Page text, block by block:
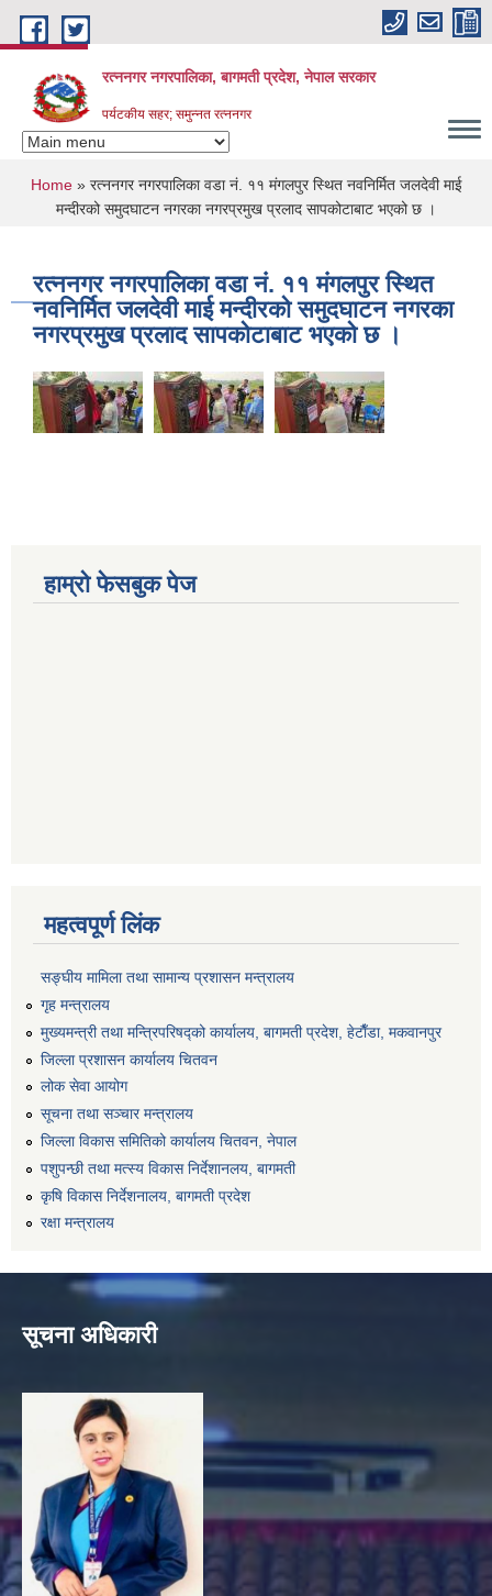
Skip to main content
रत्ननगर नगरपालिका, बागमती प्रदेश, नेपाल सरकार
पर्यटकीय सहर; समुन्नत रत्ननगर
You are here
Home» रत्ननगर नगरपालिका वडा नं. ११ मंगलपुर स्थित नवनिर्मित जलदेवी माई
मन्दीरको समुदघाटन नगरका नगरप्रमुख प्रलाद सापकोटाबाट भएको छ ।
रत्ननगर नगरपालिका वडा नं. ११ मंगलपुर स्थित
नवनिर्मित जलदेवी माई मन्दीरको समुदघाटन नगरका
नगरप्रमुख प्रलाद सापकोटाबाट भएको छ ।
हाम्रो फेसबुक पेज
महत्वपूर्ण लिंक
सङ्‍घीय मामिला तथा सामान्य प्रशासन मन्त्रालय
गृह मन्त्रालय
मुख्यमन्त्री तथा मन्त्रिपरिषद्को कार्यालय, बागमती प्रदेश, हेटाैँडा, मकवानपुर
जिल्ला प्रशासन कार्यालय चितवन
लोक सेवा आयोग
सूचना तथा सञ्चार मन्त्रालय
जिल्ला विकास समितिको कार्यालय चितवन, नेपाल
पशुपन्छी तथा मत्स्य विकास निर्देशानलय, बागमती
कृषि विकास निर्देशनालय, बागमती प्रदेश
रक्षा मन्त्रालय
सूचना अधिकारी